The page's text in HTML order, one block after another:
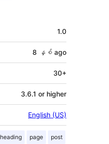
1.0
8 နှစ် ago
30+
3.6.1 or higher
English (US)
heading page post